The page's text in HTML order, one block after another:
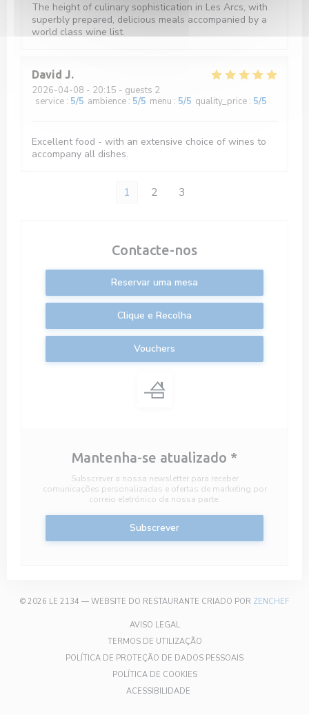
The height of culinary sophistication in Les Arcs, with
superbly prepared, delicious meals accompanied by a
world class wine list.
David J
2026-04-08 - 20:15 - guests 2
service : 5/5 ambience : 5/5 menu : 5/5 quality_price : 5/5
Excellent food - with an extensive choice of wines to
accompany all dishes.
1 2 3
Contacte-nos
Reservar uma mesa
Clique e Recolha
Vouchers
Mantenha-se atualizado *
Subscrever a nossa newsletter para receber
comunicações personalizadas e ofertas de marketing por
correio eletrónico da nossa parte.
Subscrever
© 2026 LE 2134 — WEBSITE DO RESTAURANTE CRIADO POR ZENCHEF
AVISO LEGAL((ABRE NUMA NOVA JANELA))
TERMOS DE UTILIZAÇÃO((ABRE NUMA NOVA
POLÍTICA DE PROTEÇÃO DE DADOS PESSOAIS((ABRE NUMA
POLÍTICA DE COOKIES((ABRE NUMA NOVA JANELA))
ACESSIBILIDADE((ABRE NUMA NOVA JANELA))